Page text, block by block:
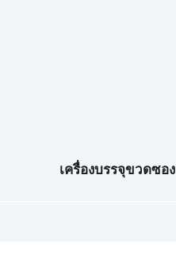
เครื่องบรรจุขวดซอง